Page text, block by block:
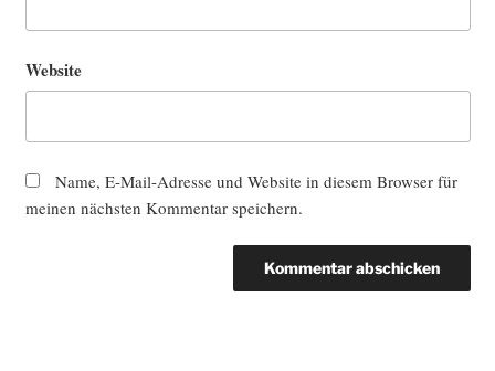
Website
Name, E-Mail-Adresse und Website in diesem Browser für
meinen nächsten Kommentar speichern.